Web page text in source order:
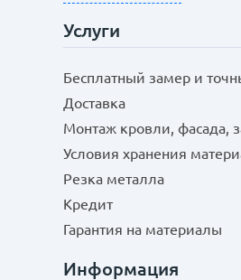
Услуги
Бесплатный замер и
Доставка
Монтаж кровли, фасада,
Условия хранения
Резка металла
Кредит
Гарантия на материалы
Информация